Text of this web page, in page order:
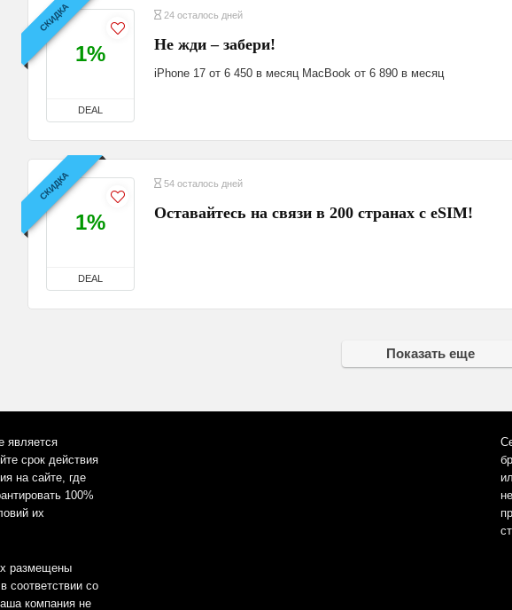
СКИДКА
1%
DEAL
24 осталось дней
Не жди – забери!
iPhone 17 от 6 450 в месяц MacBook от 6 890 в месяц
СКИДКА
1%
DEAL
54 осталось дней
Оставайтесь на связи в 200 странах с eSIM!
Показать еще
является
срок действия
на сайте, где
100%
их
размещены
соответствии со
компания не